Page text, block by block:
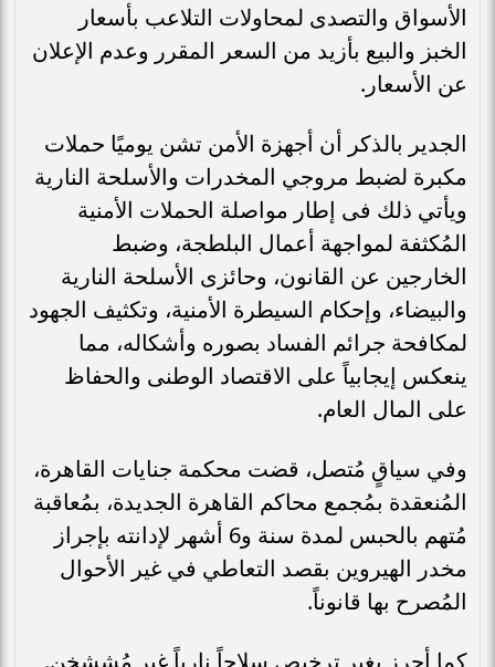
الأسواق والتصدى لمحاولات التلاعب بأسعار
الخبز والبيع بأزيد من السعر المقرر وعدم الإعلان
عن الأسعار.
الجدير بالذكر أن أجهزة الأمن تشن يوميًا حملات
مكبرة لضبط مروجي المخدرات والأسلحة النارية
ويأتي ذلك فى إطار مواصلة الحملات الأمنية
المُكثفة لمواجهة أعمال البلطجة، وضبط
الخارجين عن القانون، وحائزى الأسلحة النارية
والبيضاء، وإحكام السيطرة الأمنية، وتكثيف الجهود
لمكافحة جرائم الفساد بصوره وأشكاله، مما
ينعكس إيجابياً على الاقتصاد الوطنى والحفاظ
على المال العام.
وفي سياقٍ مُتصل، قضت محكمة جنايات القاهرة،
المُنعقدة بمُجمع محاكم القاهرة الجديدة، بمُعاقبة
مُتهم بالحبس لمدة سنة و6 أشهر لإدانته بإجراز
مخدر الهيروين بقصد التعاطي في غير الأحوال
المُصرح بها قانوناً.
كما أحرز بغير ترخيص سلاحاً نارياً غير مُششخن.